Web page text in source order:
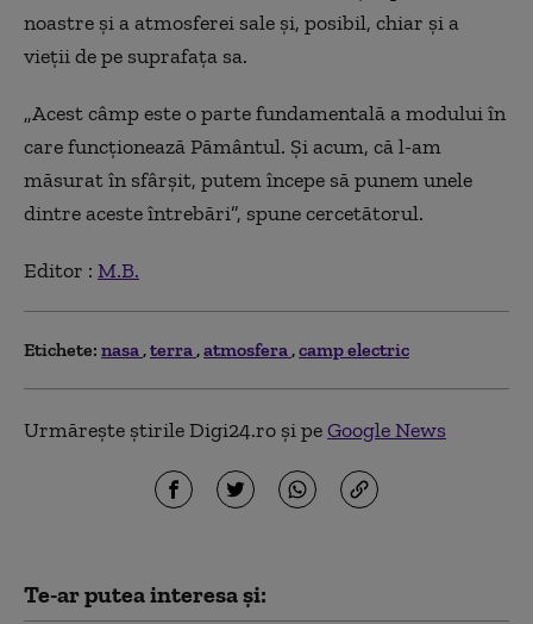
noastre și a atmosferei sale și, posibil, chiar și a
vieții de pe suprafața sa.
„Acest câmp este o parte fundamentală a modului în
care funcționează Pământul. Și acum, că l-am
măsurat în sfârșit, putem începe să punem unele
dintre aceste întrebări”, spune cercetătorul.
Editor : M.B.
Etichete: nasa terra atmosfera camp electric
Urmărește știrile Digi24.ro și peGoogle News
Te-ar putea interesa și: